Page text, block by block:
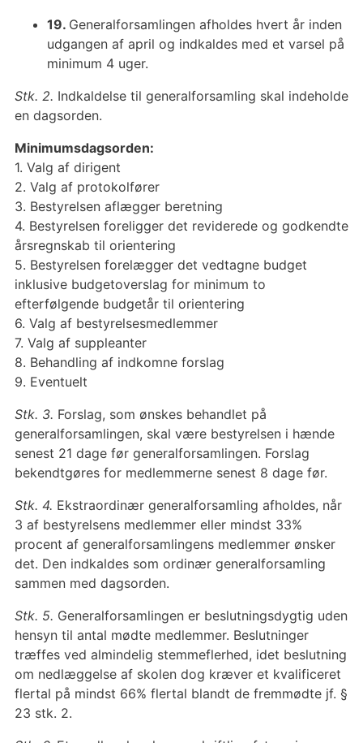
19. Generalforsamlingen afholdes hvert år inden
udgangen af april og indkaldes med et varsel på
minimum 4 uger.
Stk. 2. Indkaldelse til generalforsamling skal indeholde
en dagsorden.
Minimumsdagsorden:
1. Valg af dirigent
2. Valg af protokolfører
3. Bestyrelsen aflægger beretning
4. Bestyrelsen foreligger det reviderede og godkendte
årsregnskab til orientering
5. Bestyrelsen forelægger det vedtagne budget
inklusive budgetoverslag for minimum to
efterfølgende budgetår til orientering
6. Valg af bestyrelsesmedlemmer
7. Valg af suppleanter
8. Behandling af indkomne forslag
9. Eventuelt
Stk. 3. Forslag, som ønskes behandlet på
generalforsamlingen, skal være bestyrelsen i hænde
senest 21 dage før generalforsamlingen. Forslag
bekendtgøres for medlemmerne senest 8 dage før.
Stk. 4. Ekstraordinær generalforsamling afholdes, når
3 af bestyrelsens medlemmer eller mindst 33%
procent af generalforsamlingens medlemmer ønsker
det. Den indkaldes som ordinær generalforsamling
sammen med dagsorden.
Stk. 5. Generalforsamlingen er beslutningsdygtig uden
hensyn til antal mødte medlemmer. Beslutninger
træffes ved almindelig stemmeflerhed, idet beslutning
om nedlæggelse af skolen dog kræver et kvalificeret
flertal på mindst 66% flertal blandt de fremmødte jf. §
23 stk. 2.